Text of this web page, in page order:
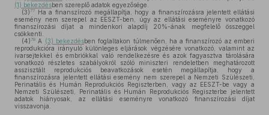
(1) bekezdésben szereplő adatok egyezősége.
(3)77
Ha a finanszírozó megállapítja, hogy a finanszírozásra jelentett ellátási
esemény nem szerepel az EESZT-ben, úgy az ellátási eseményre vonatkozó
finanszírozási díjat a mindenkori alapdíj 20%-ának megfelelő összeggel
csökkenti.
(4)78 A (3) bekezdésben foglaltakon túlmenően, ha a finanszírozó az emberi
reprodukcióra irányuló különleges eljárások végzésére vonatkozó, valamint az
ivarsejtekkel és embriókkal való rendelkezésre és azok fagyasztva tárolására
vonatkozó részletes szabályokról szóló miniszteri rendeletben meghatározott
asszisztált reprodukciós beavatkozások esetén megállapítja, hogy a
finanszírozásra jelentett ellátási esemény nem szerepel a Nemzeti Szülészeti,
Perinatális és Humán Reprodukciós Regiszterben, vagy az EESZT-be vagy a
Nemzeti Szülészeti, Perinatális és Humán Reprodukciós Regiszterbe jelentett
adatok hiányosak, az ellátási eseményre vonatkozó finanszírozási díjat
visszavonja.